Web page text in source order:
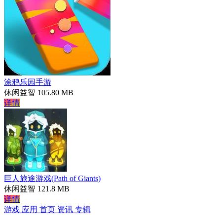
涂鸦乐园手游
休闲益智 105.80 MB
详情
巨人旅途游戏(Path of Giants)
休闲益智 121.8 MB
详情
游戏 应用 首页 资讯 专辑